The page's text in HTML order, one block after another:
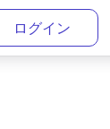
ログイン